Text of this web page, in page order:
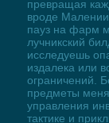
превращая
вроде
пауз на фарм
лучникский
исследуешь
издалека или
ограничений.
предметы
управления
тактике и